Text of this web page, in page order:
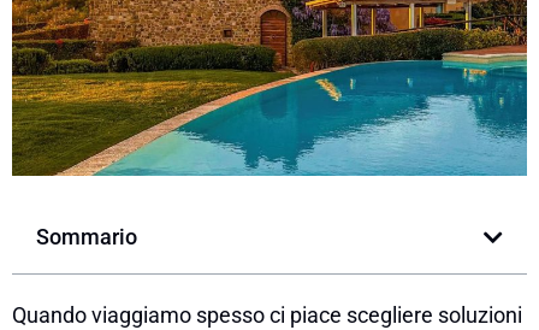
Sommario
Quando viaggiamo spesso ci piace scegliere soluzioni